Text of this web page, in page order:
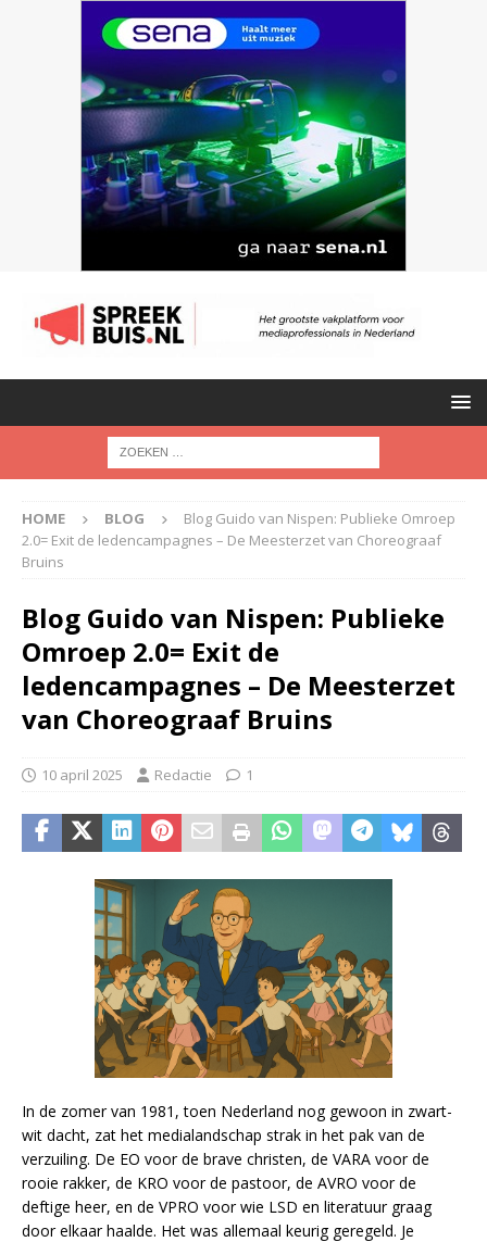
HOME BLOG
Blog Guido van Nispen: Publieke Omroep
2.0= Exit de ledencampagnes – De Meesterzet van Choreograaf
Bruins
Blog Guido van Nispen: Publieke
Omroep 2.0= Exit de
ledencampagnes – De Meesterzet
van Choreograaf Bruins
10 april 2025 Redactie 1
In de zomer van 1981, toen Nederland nog gewoon in zwart-
wit dacht, zat het medialandschap strak in het pak van de
verzuiling. De EO voor de brave christen, de VARA voor de
rooie rakker, de KRO voor de pastoor, de AVRO voor de
deftige heer, en de VPRO voor wie LSD en literatuur graag
door elkaar haalde. Het was allemaal keurig geregeld. Je